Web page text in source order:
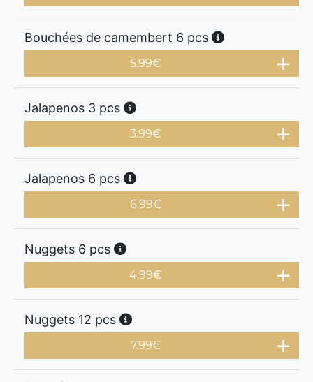
Bouchées de camembert 6 pcs
5.99€
Jalapenos 3 pcs
3.99€
Jalapenos 6 pcs
6.99€
Nuggets 6 pcs
4.99€
Nuggets 12 pcs
7.99€